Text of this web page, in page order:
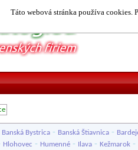
Táto webová stránka používa cookies.
Banská Bystrica - Banská Štiavnica -
Hlohovec - Humenné - Ilava - Kežmarok -